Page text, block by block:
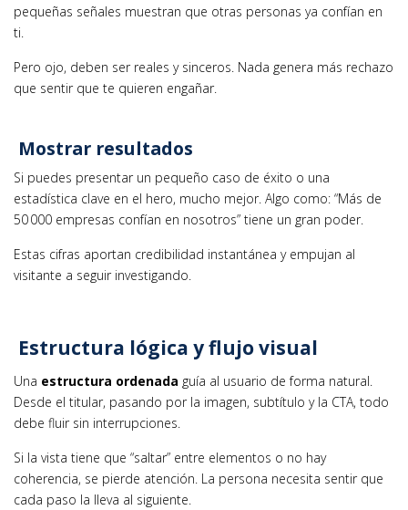
pequeñas señales muestran que otras personas ya confían en
ti.
Pero ojo, deben ser reales y sinceros. Nada genera más rechazo
que sentir que te quieren engañar.
Mostrar resultados
Si puedes presentar un pequeño caso de éxito o una
estadística clave en el hero, mucho mejor. Algo como: “Más de
50 000 empresas confían en nosotros” tiene un gran poder.
Estas cifras aportan credibilidad instantánea y empujan al
visitante a seguir investigando.
Estructura lógica y flujo visual
Una estructura ordenada guía al usuario de forma natural.
Desde el titular, pasando por la imagen, subtítulo y la CTA, todo
debe fluir sin interrupciones.
Si la vista tiene que “saltar” entre elementos o no hay
coherencia, se pierde atención. La persona necesita sentir que
cada paso la lleva al siguiente.